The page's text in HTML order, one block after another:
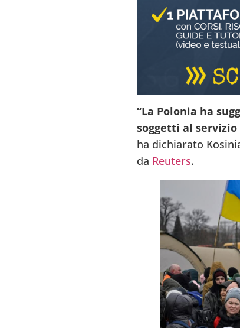
“La Polonia ha
soggetti al
ha dichiarato
da Reuters.